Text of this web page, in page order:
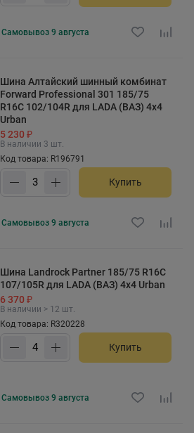
Самовывоз 9 августа
Шина Алтайский шинный комбинат
Forward Professional 301 185/75
R16C 102/104R для LADA (ВАЗ) 4x4
Urban
5 230 ₽
В наличии 3 шт.
Код товара: R196791
Купить
Самовывоз 9 августа
Шина Landrock Partner 185/75 R16C
107/105R для LADA (ВАЗ) 4x4 Urban
6 370 ₽
В наличии > 12 шт.
Код товара: R320228
Купить
Самовывоз 9 августа